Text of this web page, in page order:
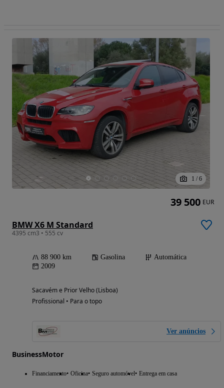
1 / 6
BMW X6 M Standard
4395 cm3 • 555 cv
88 900 km Gasolina
Automática
2009
Sacavém e Prior Velho (Lisboa)
Profissional • Para o topo
Ver anúncios
BusinessMotor
Financiamento Oficina Seguro automóvel Entrega em casa
39 500 EUR